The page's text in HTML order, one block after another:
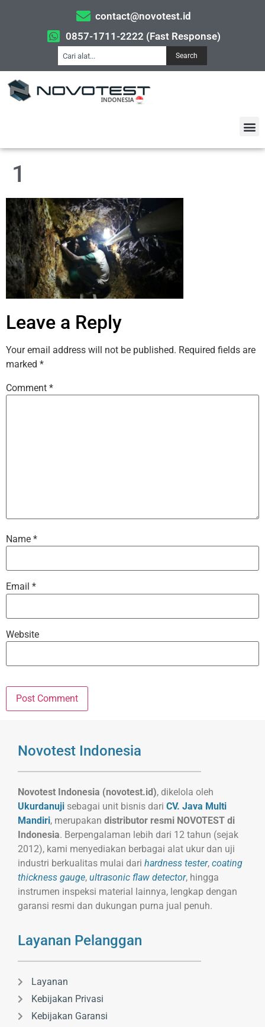
contact@novotest.id
0857-1711-2222 (Fast Response)
Search
1
Leave a Reply
Your email address will not be published. Required fields are
marked *
Comment *
Name *
Email *
Website
Novotest Indonesia
Novotest Indonesia (novotest.id), dikelola oleh
Ukurdanuji sebagai unit bisnis dari CV. Java Multi
Mandiri, merupakan distributor resmi NOVOTEST di
Indonesia. Berpengalaman lebih dari 12 tahun (sejak
2012), kami menyediakan berbagai alat ukur dan uji
industri berkualitas mulai dari hardness tester, coating
thickness gauge, ultrasonic flaw detector, hingga
instrumen inspeksi material lainnya, lengkap dengan
garansi resmi dan dukungan purna jual penuh.
Layanan Pelanggan
Layanan
Kebijakan Privasi
Kebijakan Garansi